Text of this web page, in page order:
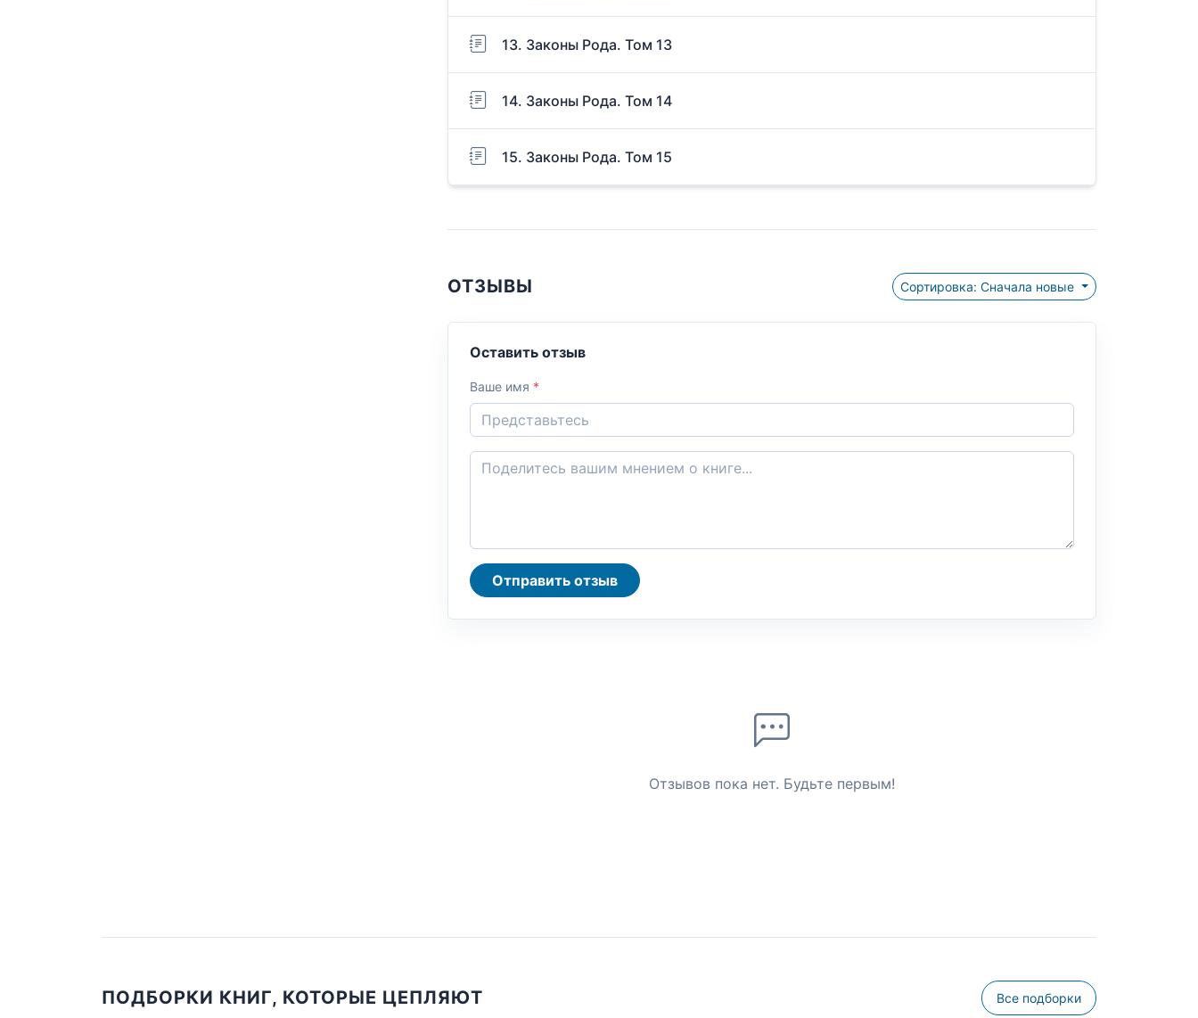
13. Законы Рода. Том 13
14. Законы Рода. Том 14
15. Законы Рода. Том 15
ОТЗЫВЫ Сортировка: Сначала новые
Оставить отзыв
Ваше имя *
Отправить отзыв
Отзывов пока нет. Будьте первым!
ПОДБОРКИ КНИГ, КОТОРЫЕ ЦЕПЛЯЮТ Все подборки